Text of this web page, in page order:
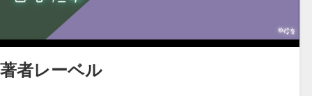
著者レーベル